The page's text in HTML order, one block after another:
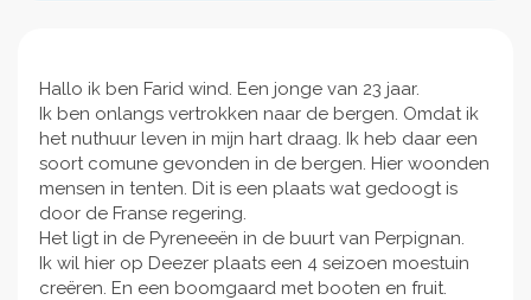
Hallo ik ben Farid wind. Een jonge van 23 jaar.
Ik ben onlangs vertrokken naar de bergen. Omdat ik
het nuthuur leven in mijn hart draag. Ik heb daar een
soort comune gevonden in de bergen. Hier woonden
mensen in tenten. Dit is een plaats wat gedoogt is
door de Franse regering.
Het ligt in de Pyreneeën in de buurt van Perpignan.
Ik wil hier op Deezer plaats een 4 seizoen moestuin
creëren. En een boomgaard met booten en fruit.